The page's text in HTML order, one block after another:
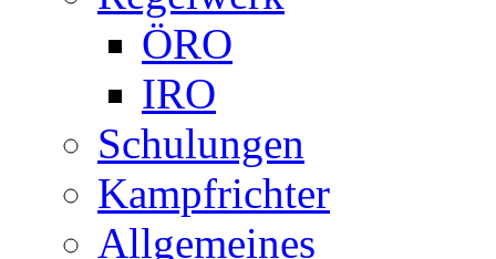
ÖRO
IRO
Schulungen
Kampfrichter
Allgemeines